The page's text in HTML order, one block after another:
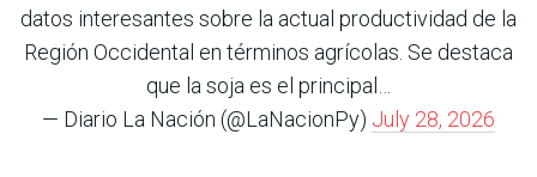
datos interesantes sobre la actual productividad de la
Región Occidental en términos agrícolas. Se destaca
que la soja es el principal…
— Diario La Nación (@LaNacionPy) July 28, 2026